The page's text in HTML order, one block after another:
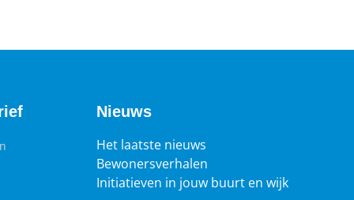
Nieuws
Het laatste nieuws
Bewonersverhalen
Initiatieven in jouw buurt en wijk